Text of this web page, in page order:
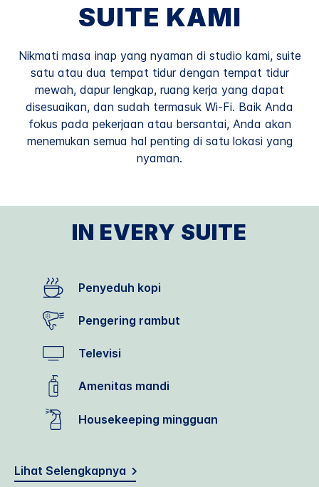
SUITE KAMI
Nikmati masa inap yang nyaman di studio kami, suite
satu atau dua tempat tidur dengan tempat tidur
mewah, dapur lengkap, ruang kerja yang dapat
disesuaikan, dan sudah termasuk Wi-Fi. Baik Anda
fokus pada pekerjaan atau bersantai, Anda akan
menemukan semua hal penting di satu lokasi yang
nyaman.
IN EVERY SUITE
Penyeduh kopi
Pengering rambut
Televisi
Amenitas mandi
Housekeeping mingguan
Lihat Selengkapnya